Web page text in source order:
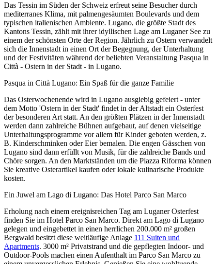
Das Tessin im Süden der Schweiz erfreut seine Besucher durch
mediterranes Klima, mit palmengesäumten Boulevards und dem
typischen italienischen Ambiente. Lugano, die größte Stadt des
Kantons Tessin, zählt mit ihrer idyllischen Lage am Luganer See zu
einem der schönsten Orte der Region. Jährlich zu Ostern verwandelt
sich die Innenstadt in einen Ort der Begegnung, der Unterhaltung
und der Festivitäten während der beliebten Veranstaltung Pasqua in
Città - Ostern in der Stadt - in Lugano.
Pasqua in Città Lugano: Ein Spaß für die ganze Familie
Das Osterwochenende wird in Lugano ausgiebig gefeiert - unter
dem Motto 'Ostern in der Stadt' findet in der Altstadt ein Osterfest
der besonderen Art statt. An den größten Plätzen in der Innenstadt
werden dann zahlreiche Bühnen aufgebaut, auf denen vielseitige
Unterhaltungsprogramme vor allem für Kinder geboten werden, z.
B. Kinderschminken oder Eier bemalen. Die engen Gässchen von
Lugano sind dann erfüllt von Musik, für die zahlreiche Bands und
Chöre sorgen. An den Marktständen um die Piazza Riforma können
Sie kreative Osterartikel kaufen oder lokale kulinarische Produkte
kosten.
Ein Juwel am Lago di Lugano: Das Hotel Parco San Marco
Erholung nach einem ereignisreichen Tag am Luganer Osterfest
finden Sie im Hotel Parco San Marco. Direkt am Lago di Lugano
gelegen und eingebettet in einen herrlichen 200.000 m² großen
Bergwald besitzt diese weitläufige Anlage 111 Suiten und
Apartments. 3000 m² Privatstrand und die gepflegten Indoor- und
Outdoor-Pools machen einen Aufenthalt im Parco San Marco zu